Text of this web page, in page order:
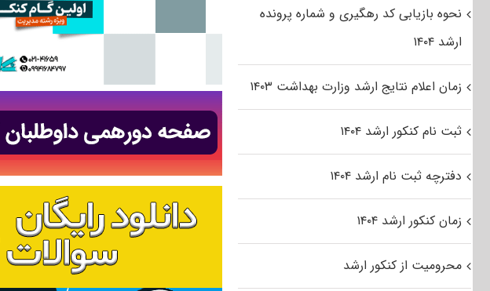
نحوه بازیابی کد رهگیری و شماره پرونده
ارشد ۱۴۰۴
زمان اعلام نتایج ارشد وزارت بهداشت ۱۴۰۳
ثبت نام کنکور ارشد ۱۴۰۴
دفترچه ثبت نام ارشد ۱۴۰۴
زمان کنکور ارشد ۱۴۰۴
محرومیت از کنکور ارشد